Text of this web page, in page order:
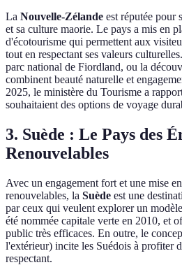
La Nouvelle-Zélande est réputée pour
et sa culture maorie. Le pays a mis en
d'écotourisme qui permettent aux
tout en respectant ses valeurs
parc national de Fiordland, ou la
combinent beauté naturelle et
2025, le ministère du Tourisme a
souhaitaient des options de voyage
3. Suède : Le Pays des
Renouvelables
Avec un engagement fort et une mise
renouvelables, la Suède est une
par ceux qui veulent explorer un
été nommée capitale verte en 2010, et
public très efficaces. En outre, le
l'extérieur) incite les Suédois à profiter
respectant.